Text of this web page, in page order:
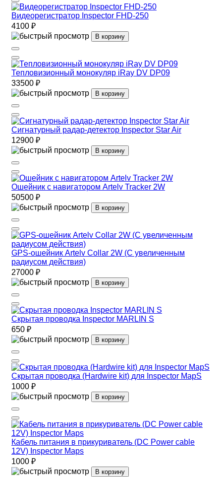
Видеорегистратор Inspector FHD-250
4100 ₽
В корзину
Тепловизионный монокуляр iRay DV DP09
33500 ₽
В корзину
Сигнатурный радар-детектор Inspector Star Air
12900 ₽
В корзину
Ошейник с навигатором Artelv Tracker 2W
50500 ₽
В корзину
GPS-ошейник Artelv Collar 2W (С увеличенным
радиусом действия)
27000 ₽
В корзину
Скрытая проводка Inspector MARLIN S
650 ₽
В корзину
Скрытая проводка (Hardwire kit) для Inspector MapS
1000 ₽
В корзину
Кабель питания в прикуриватель (DC Power cable
12V) Inspector Maps
1000 ₽
В корзину